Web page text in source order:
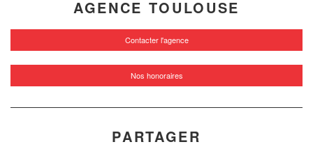
AGENCE TOULOUSE
Contacter l'agence
Nos honoraires
PARTAGER